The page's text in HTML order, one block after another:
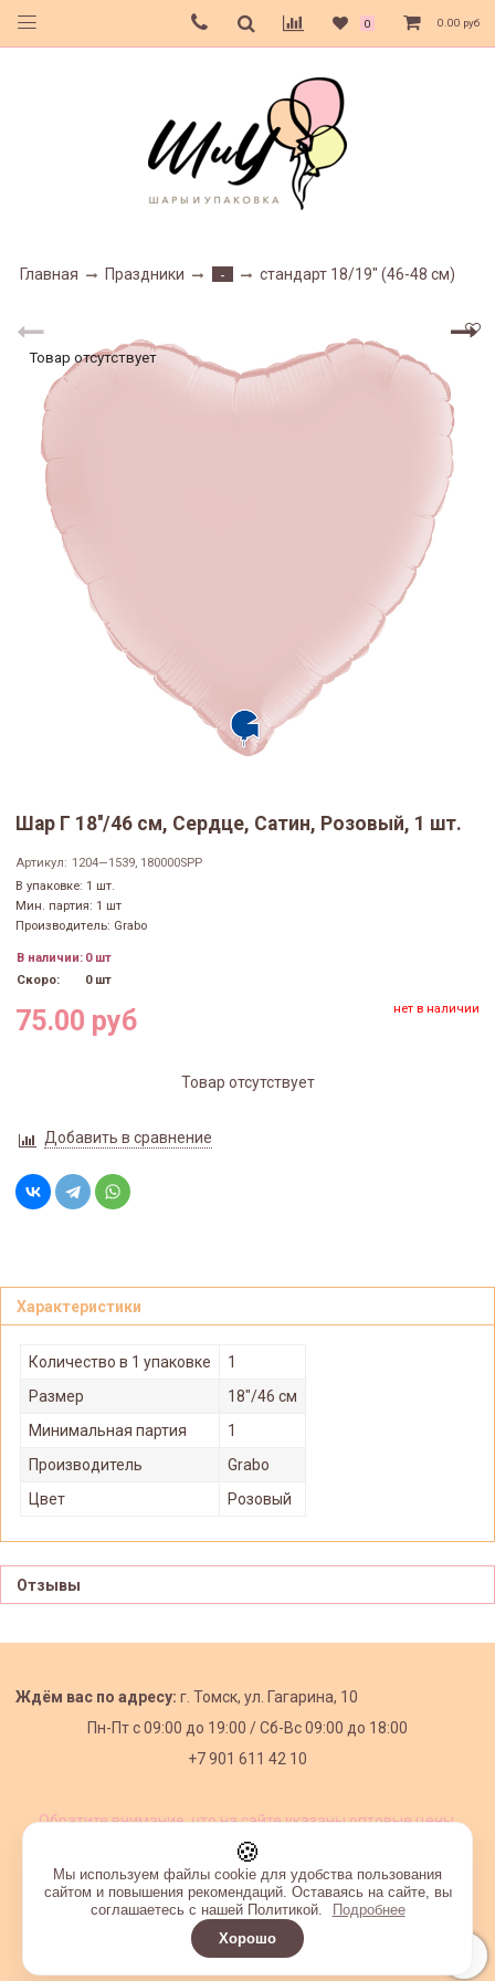
0 0.00 руб
Главная Праздники - стандарт 18/19" (46-48 см)
Товар отсутствует
Шар Г 18''/46 см, Сердце, Сатин, Розовый, 1 шт.
Артикул: 1204—1539, 180000SPP
В упаковке: 1 шт.
Мин. партия: 1 шт
Производитель: Grabo
В наличии: 0 шт
Скоро:
0 шт
75.00 руб нет в наличии
Товар отсутствует
Добавить в сравнение
Характеристики
Количество в 1 упаковке
1
Размер
18"/46 см
Минимальная партия
1
Производитель
Grabo
Цвет
Розовый
Отзывы
Ждём вас по адресу: г. Томск, ул. Гагарина, 10
Пн-Пт с09:00 до 19:00 /Сб-Вс 09:00 до 18:00
+7 901 611 42 10
Обратите внимание, что на сайте указаны оптовые цены,
Интернет-магазин создан на InSales
🍪
Мы используем файлы cookie для удобства пользования
сайтом и повышения рекомендаций. Оставаясь на сайте, вы
соглашаетесь с нашей Политикой.
Подробнее
Хорошо